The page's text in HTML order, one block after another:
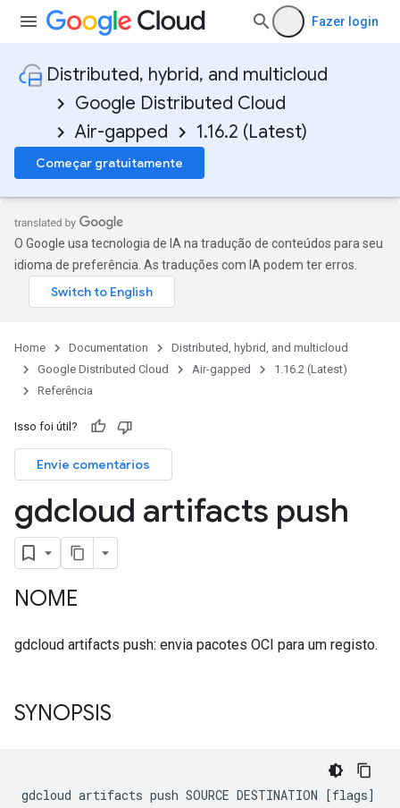
Fazer login
Distributed, hybrid, and multicloud
Google Distributed Cloud
Air-gapped
1.16.2 (Latest)
Começar gratuitamente
O Google usa tecnologia de IA na tradução de conteúdos para seu
idioma de preferência. As traduções com IA podem ter erros.
Home Documentation
Distributed, hybrid, and multicloud
Google Distributed Cloud
Air-gapped
1.16.2 (Latest)
Referência
Isso foi útil?
Envie comentários
gdcloud artifacts push
NOME
gdcloud artifacts push: envia pacotes OCI para um registo.
SYNOPSIS